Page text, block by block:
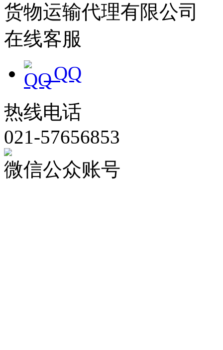
货物运输代理有限公司
在线客服
QQ
热线电话
021-57656853
微信公众账号